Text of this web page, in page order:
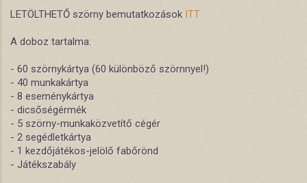
LETÖLTHETŐ szörny bemutatkozások ITT
A doboz tartalma:
- 60 szörnykártya (60 különböző szörnnyel!)
- 40 munkakártya
- 8 eseménykártya
- dicsőségérmék
- 5 szörny-munkaközvetítő cégér
- 2 segédletkártya
- 1 kezdőjátékos-jelölő fabőrönd
- Játékszabály